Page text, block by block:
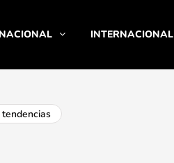
NACIONAL INTERNACIONAL
tendencias